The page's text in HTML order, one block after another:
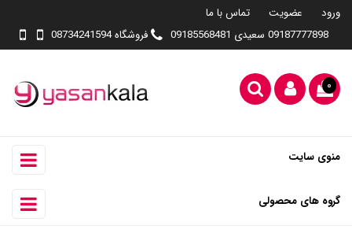
ورود عضویت
تماس با ما
09187777898 سعیدی 09185568481
فروشگاه 08734241594
۰
منوی سایت
گروه های محصولی